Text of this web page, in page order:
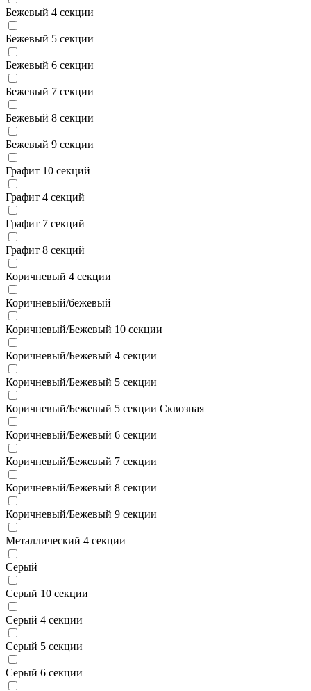
Бежевый 4 секции
Бежевый 5 секции
Бежевый 6 секции
Бежевый 7 секции
Бежевый 8 секции
Бежевый 9 секции
Графит 10 секций
Графит 4 секций
Графит 7 секций
Графит 8 секций
Коричневый 4 секции
Коричневый/бежевый
Коричневый/Бежевый 10 секции
Коричневый/Бежевый 4 секции
Коричневый/Бежевый 5 секции
Коричневый/Бежевый 5 секции Сквозная
Коричневый/Бежевый 6 секции
Коричневый/Бежевый 7 секции
Коричневый/Бежевый 8 секции
Коричневый/Бежевый 9 секции
Металлический 4 секции
Серый
Серый 10 секции
Серый 4 секции
Серый 5 секции
Серый 6 секции